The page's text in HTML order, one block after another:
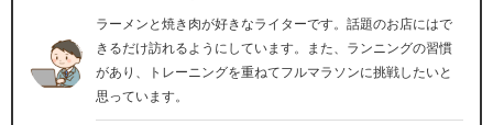
ラーメンと焼き肉が好きなライターです。話題のお店にはで
きるだけ訪れるようにしています。また、ランニングの習慣
があり、トレーニングを重ねてフルマラソンに挑戦したいと
思っています。